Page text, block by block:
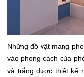
Những đồ vật mang
vào phong cách của
và trắng được thiết kế